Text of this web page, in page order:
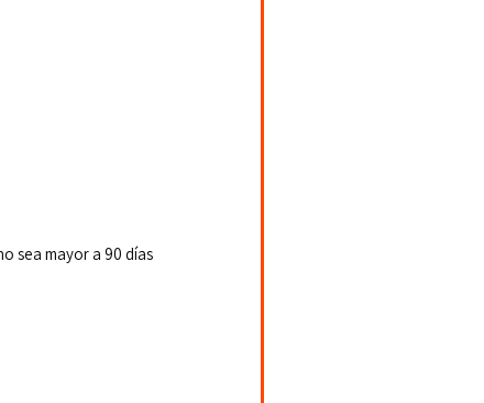
sea mayor a 90 días